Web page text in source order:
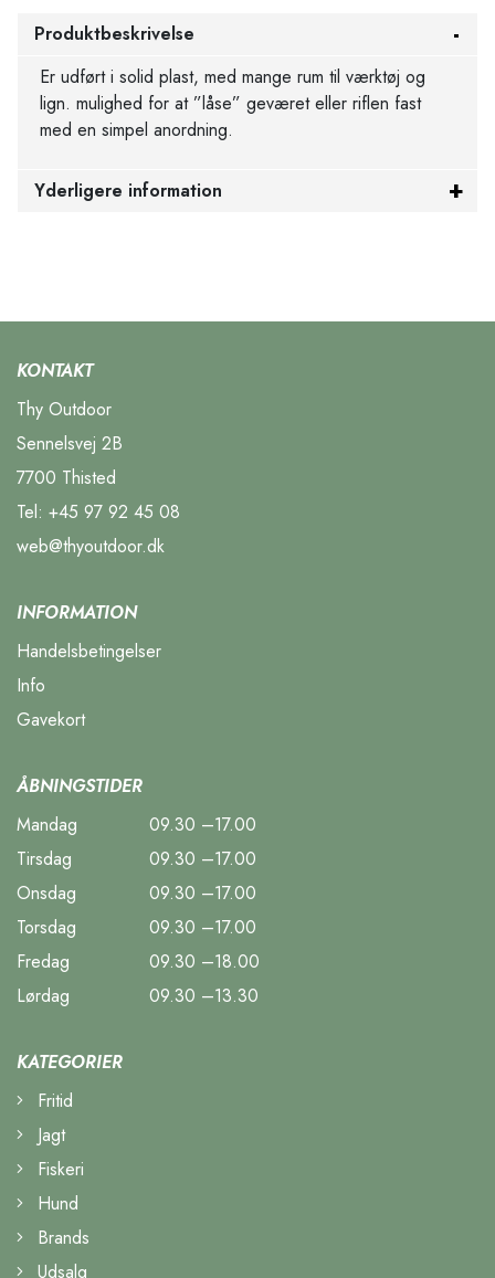
Produktbeskrivelse
Er udført i solid plast, med mange rum til værktøj og
lign. mulighed for at ”låse” geværet eller riflen fast
med en simpel anordning.
Yderligere information
KONTAKT
Thy Outdoor
Sennelsvej 2B
7700 Thisted
Tel: +45 97 92 45 08
web@thyoutdoor.dk
INFORMATION
Handelsbetingelser
Info
Gavekort
ÅBNINGSTIDER
Mandag
09.30 –17.00
Tirsdag
09.30 –17.00
Onsdag
09.30 –17.00
Torsdag
09.30 –17.00
Fredag
09.30 –18.00
Lørdag
09.30 –13.30
KATEGORIER
Fritid
Jagt
Fiskeri
Hund
Brands
Udsalg